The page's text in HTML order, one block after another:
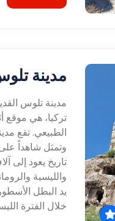
مدينة
مدينة تلوس
تركيا، هي موقع
الطبيعي. تقع
وتمثل شاهداً
تاريخ يعود إلى
والليسية
يد البطل
خلال الفترة